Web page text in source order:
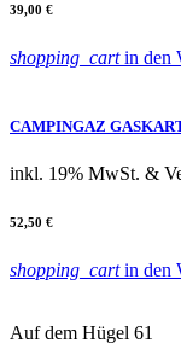
39,00 €
shopping_cartin den
CAMPINGAZ
inkl. 19% MwSt. &
52,50 €
shopping_cartin den
Auf dem Hügel 61